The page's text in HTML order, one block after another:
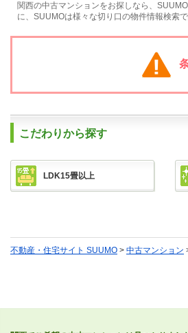
関西の中古マンションをお探しなら、
に、SUUMOは様々な切り口の物件情報検索
こだわりから探す
LDK15畳以上
不動産・住宅サイト SUUMO > 中古マンション